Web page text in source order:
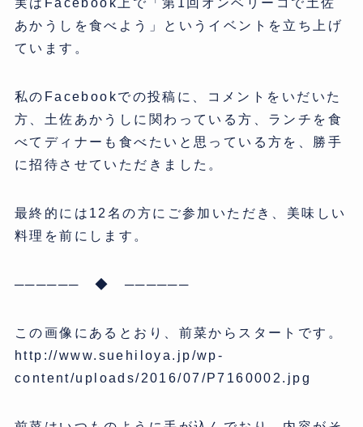
あかうしを食べよう」というイベントを立ち上げ
ています。
私のFacebookでの投稿に、コメントをいだいた
方、土佐あかうしに関わっている方、ランチを食
べてディナーも食べたいと思っている方を、勝手
に招待させていただきました。
最終的には12名の方にご参加いただき、美味しい
料理を前にします。
────── ◆ ──────
この画像にあるとおり、前菜からスタートです。
http://www.suehiloya.jp/wp-
content/uploads/2016/07/P7160002.jpg